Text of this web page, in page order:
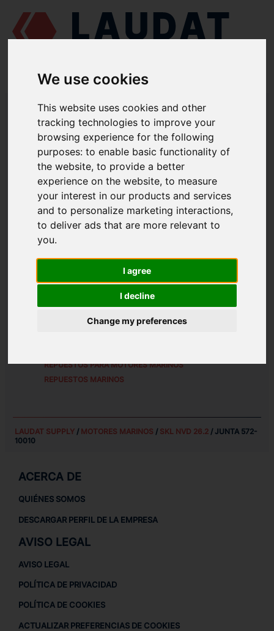
We use cookies
This website uses cookies and other
tracking technologies to improve your
browsing experience for the following
purposes:to enable basic functionality of
the website,to provide a better
experience on the website,to measure
your interest in our products and services
and to personalize marketing interactions,
to deliver ads that are more relevant to
you.
I agree
I decline
Change my preferences
LAUDAT SUPPLY/MOTORES MARINOS/ SKL NVD 26.2
LAUDAT SUPPLY
CATEGORIA DE CULATA
JUNTA
NÚMERO DE PIEZA: 572-10010
572 10010
REPUESTOS PARA MOTORES MARINOS
REPUESTOS MARINOS
LAUDAT SUPPLY/ MOTORES MARINOS / SKL NVD 26.2/ JUNTA 572-
10010
ACERCA DE
QUIÉNES SOMOS
DESCARGAR PERFIL DE LA EMPRESA
AVISO LEGAL
AVISO LEGAL
POLÍTICA DE PRIVACIDAD
POLÍTICA DE COOKIES
ACTUALIZAR PREFERENCIAS DE COOKIES